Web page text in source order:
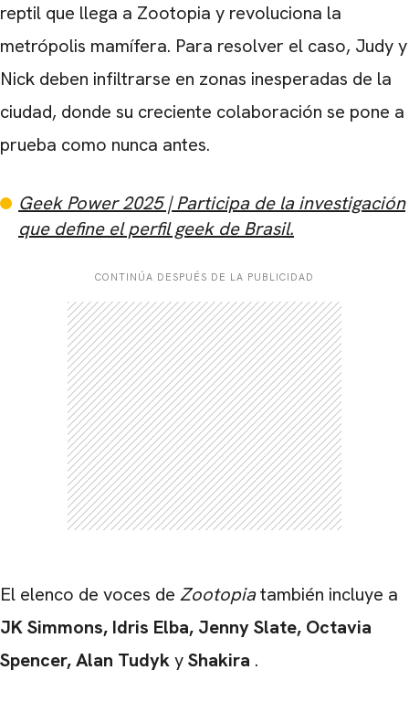
reptil que llega a Zootopia y revoluciona la
metrópolis mamífera. Para resolver el caso, Judy y
Nick deben infiltrarse en zonas inesperadas de la
ciudad, donde su creciente colaboración se pone a
prueba como nunca antes.
Geek Power 2025 | Participa de la investigación
que define el perfil geek de Brasil.
CONTINÚA DESPUÉS DE LA PUBLICIDAD
El elenco de voces de Zootopiatambién incluye a
JK Simmons, Idris Elba, Jenny Slate, Octavia
Spencer, Alan TudykyShakira .